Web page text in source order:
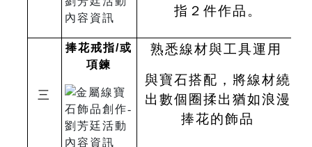
指２件作品。
三
捧花戒指/或
項鍊
熟悉線材與工具運用
與寶石搭配，將線材繞
出數個圈揉出猶如浪漫
捧花的飾品